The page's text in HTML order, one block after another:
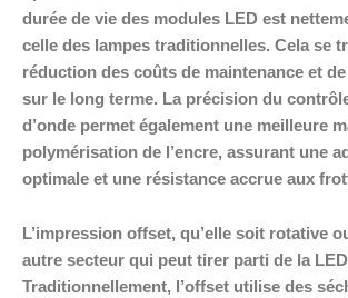
durée de vie des modules LED est
celle des lampes traditionnelles. Cela se
réduction des coûts de maintenance et
sur le long terme. La précision du
d’onde permet également une meilleure
polymérisation de l’encre, assurant une
optimale et une résistance accrue aux
L’impression offset, qu’elle soit rotative
autre secteur qui peut tirer parti de la LED
Traditionnellement, l’offset utilise des